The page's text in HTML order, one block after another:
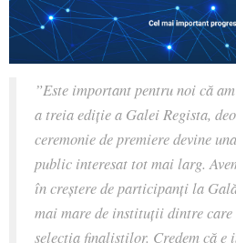
”Este important pentru noi că
a treia ediție a Galei Regista,
ceremonie de premiere devine
public interesat tot mai larg.
în creștere de participanți la
mai mare de instituții dintre care
selecția finaliștilor. Credem că e